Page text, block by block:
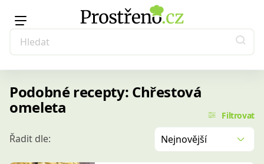
Podobné recepty: Chřestová
omeleta Filtrovat
Řadit dle: Nejnovější